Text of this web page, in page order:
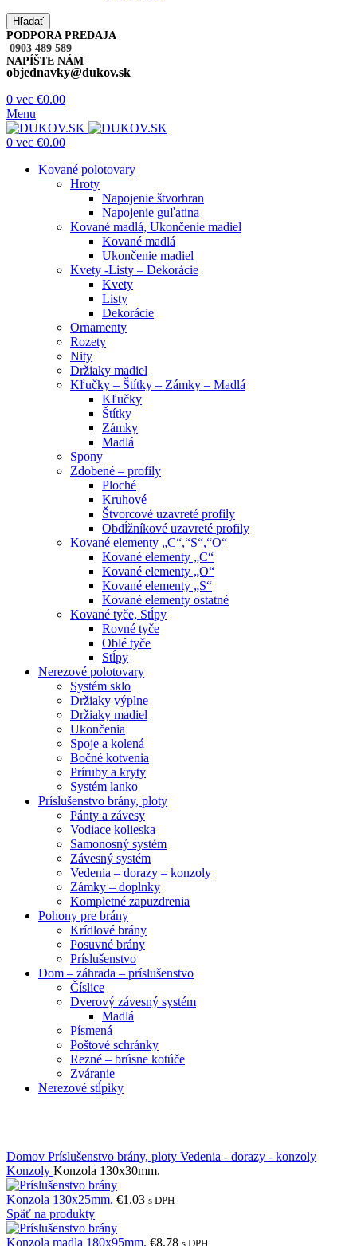
Hľadať
PODPORA PREDAJA
0903 489 589
NAPÍŠTE NÁM
objednavky@dukov.sk
0 vec €0.00
Menu
0 vec €0.00
Kované polotovary
Hroty
Napojenie štvorhran
Napojenie guľatina
Kované madlá, Ukončenie madiel
Kované madlá
Ukončenie madiel
Kvety -Listy – Dekorácie
Kvety
Listy
Dekorácie
Ornamenty
Rozety
Nity
Držiaky madiel
Kľučky – Štítky – Zámky – Madlá
Kľučky
Štítky
Zámky
Madlá
Spony
Zdobené – profily
Ploché
Kruhové
Štvorcové uzavreté profily
Obdĺžníkové uzavreté profily
Kované elementy „C“,“S“,“O“
Kované elementy „C“
Kované elementy „O“
Kované elementy „S“
Kované elementy ostatné
Kované tyče, Stĺpy
Rovné tyče
Oblé tyče
Stĺpy
Nerezové polotovary
Systém sklo
Držiaky výplne
Držiaky madiel
Ukončenia
Spoje a kolená
Bočné kotvenia
Príruby a kryty
Systém lanko
Príslušenstvo brány, ploty
Pánty a závesy
Vodiace kolieska
Samonosný systém
Závesný systém
Vedenia – dorazy – konzoly
Zámky – doplnky
Kompletné zapuzdrenia
Pohony pre brány
Krídlové brány
Posuvné brány
Príslušenstvo
Dom – záhrada – príslušenstvo
Číslice
Dverový závesný systém
Madlá
Písmená
Poštové schránky
Rezné – brúsne kotúče
Zváranie
Nerezové stĺpiky
Domov Príslušenstvo brány, ploty Vedenia - dorazy - konzoly
Konzoly Konzola 130x30mm.
Konzola 130x25mm. €1.03 s DPH
Späť na produkty
Konzola madla 180x95mm. €8.78 s DPH